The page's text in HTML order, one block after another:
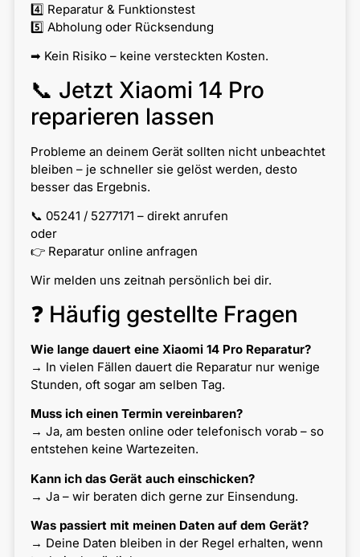
4️⃣ Reparatur & Funktionstest
5️⃣ Abholung oder Rücksendung
➡ Kein Risiko – keine versteckten Kosten.
📞 Jetzt Xiaomi 14 Pro
reparieren lassen
Probleme an deinem Gerät sollten nicht unbeachtet
bleiben – je schneller sie gelöst werden, desto
besser das Ergebnis.
📞 05241 / 5277171 – direkt anrufen
oder
👉 Reparatur online anfragen
Wir melden uns zeitnah persönlich bei dir.
❓ Häufig gestellte Fragen
Wie lange dauert eine Xiaomi 14 Pro Reparatur?
→ In vielen Fällen dauert die Reparatur nur wenige
Stunden, oft sogar am selben Tag.
Muss ich einen Termin vereinbaren?
→ Ja, am besten online oder telefonisch vorab – so
entstehen keine Wartezeiten.
Kann ich das Gerät auch einschicken?
→ Ja – wir beraten dich gerne zur Einsendung.
Was passiert mit meinen Daten auf dem Gerät?
→ Deine Daten bleiben in der Regel erhalten, wenn